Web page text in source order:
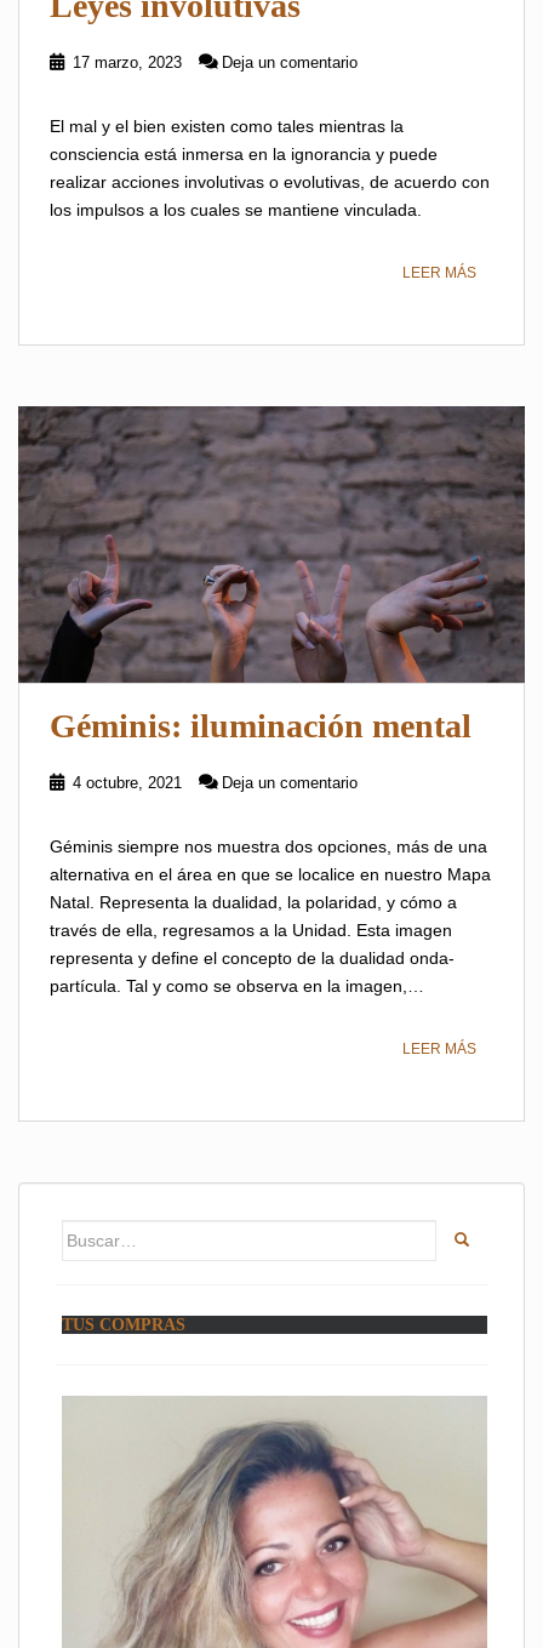
17 marzo, 2023 Deja un comentario
El mal y el bien existen como tales mientras la
consciencia está inmersa en la ignorancia y puede
realizar acciones involutivas o evolutivas, de acuerdo con
los impulsos a los cuales se mantiene vinculada.
LEER MÁS
Géminis: iluminación mental
4 octubre, 2021 Deja un comentario
Géminis siempre nos muestra dos opciones, más de una
alternativa en el área en que se localice en nuestro Mapa
Natal. Representa la dualidad, la polaridad, y cómo a
través de ella, regresamos a la Unidad. Esta imagen
representa y define el concepto de la dualidad onda-
partícula. Tal y como se observa en la imagen,…
LEER MÁS
Buscar:
TUS COMPRAS